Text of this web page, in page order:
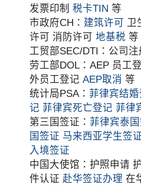
发票印制税卡TIN 等
市政府CH： 建筑许可 卫
许可 消防许可地基税 等
工贸部SEC/DTI：公司
劳工部DOL：AEP 员工
外员工登记AEP取消 等
统计局PSA： 菲律宾结
记 菲律宾死亡登记 菲律
第三国签证： 菲律宾泰
国签证 马来西亚学生签
入境签证
中国大使馆：护照申请
件认证赴华签证办理 在